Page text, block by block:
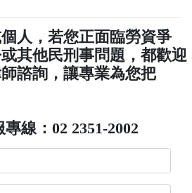
個人，若您正面臨勞資爭
其他民刑事問題，都歡迎
諮詢，讓專業為您把
線：02 2351-2002